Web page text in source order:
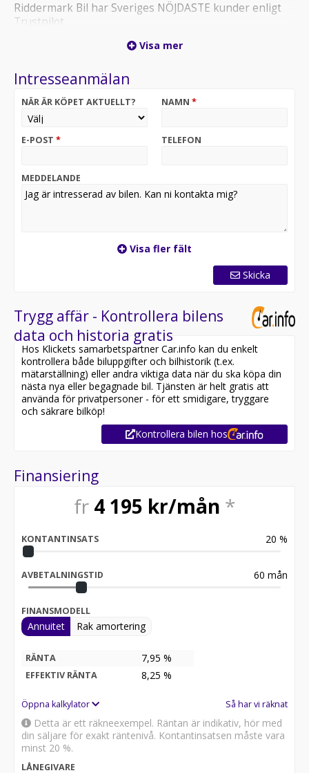
Riddermark Bil har Sveriges NÖJDASTE kunder enligt
Trustpilot
hemleverans i hela Sverige!*
Varmt välkommen till vår anläggning i Örebro!
komfort och stilren design.
Erbjuder smidig körning, rymlig interiör och en
resor.
Utrustning inkluderar:
- Läderklädsel
Vid blandad körning är förbrukning endast 0.48 l/mil
Besiktigad till och med 2026-08-31
Möjlighet till 12-60 månaders garanti
Servicehistorik:
2020-01-10 - 2630 mil
2021-01-14 - 5243 mil
2021-12-23 - 7784 mil
2023-06-01 - 10317 mil
2024-08-20 - 12730 mil
för att:
• Reservera bilen direkt online
RIDDERMARK BIL TRYGGHETSPAKET:
Skydda din bil med vårt trygghetspaket. Välj mellan 12-
60 månaders garanti och komplettera med extra
hjuluppsättningar till bra priser. Gör ditt bilköp tryggt
Med korta lagertider försvinner våra bilar snabbt! Ring
erbjuder även skräddarsydd finansiering och 14 dagars
fri försäkring från Folksam.
Se hur vi genomför våra tester här:
Telefontider:
Besökstider i butik:
Visa mer
Intresseanmälan
NÄR ÄR KÖPET AKTUELLT? NAMN *
E-POST * TELEFON
MEDDELANDE
Visa fler fält
Skicka
Trygg affär - Kontrollera bilens
data och historia gratis
Hos Klickets samarbetspartner Car.info kan du enkelt
kontrollera både biluppgifter och bilhistorik (t.ex.
mätarställning) eller andra viktiga data när du ska köpa din
nästa nya eller begagnade bil. Tjänsten är helt gratis att
använda för privatpersoner - för ett smidigare, tryggare
och säkrare bilköp!
Kontrollera bilen hos
Finansiering
fr 4 195 kr/mån *
KONTANTINSATS 20 %
AVBETALNINGSTID 60 mån
FINANSMODELL
Annuitet Rak amortering
RÄNTA 7,95 %
EFFEKTIV RÄNTA 8,25 %
Öppna kalkylator Så har vi räknat
Detta är ett räkneexempel. Räntan är indikativ, hör med
din säljare för exakt räntenivå. Kontantinsatsen måste vara
minst 20 %.
LÅNEGIVARE